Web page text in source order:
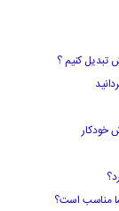
تبدیل کنیم ؟
خودکار
مناسب است؟